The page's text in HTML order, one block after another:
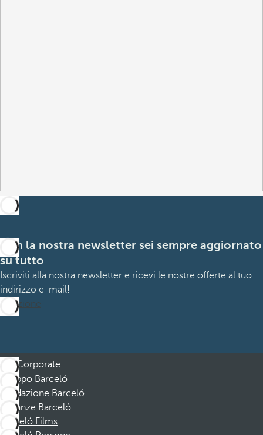
Con la nostra newsletter sei sempre aggiornato
su tutto
Iscriviti alla nostra newsletter e ricevi le nostre offerte al tuo
indirizzo e-mail!
Iscrizione
Corporate
Gruppo Barceló
Fondazione Barceló
Vacanze Barceló
Barceló Films